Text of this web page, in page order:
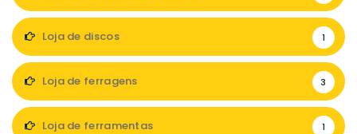
Loja de discos 1
Loja de ferragens 3
Loja de ferramentas 1